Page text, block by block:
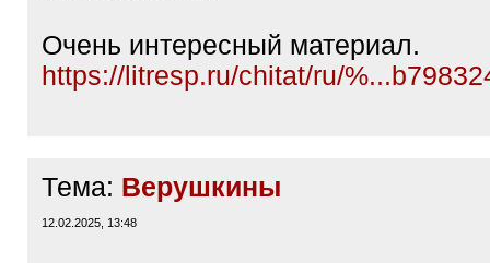
Очень интересный материал.
https://litresp.ru/chitat/ru/
Тема: Верушкины
12.02.2025, 13:48